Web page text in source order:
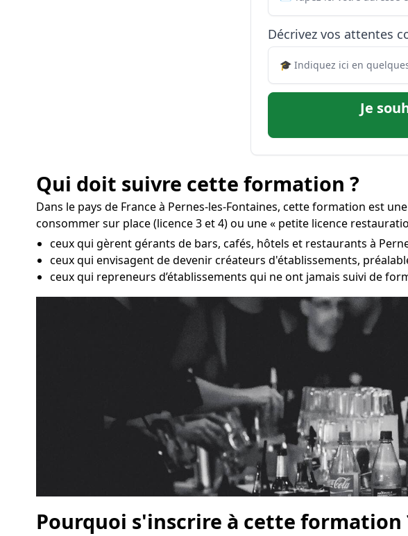
Décrivez vos attentes
Je
Qui doit suivre cette formation ?
Dans le pays de France à Pernes-les-Fontaines, cette formation est une
consommer sur place (licence 3 et 4) ou une « petite licence
ceux qui gèrent gérants de bars, cafés, hôtels et restaurants à
ceux qui envisagent de devenir créateurs d'établissements,
ceux qui repreneurs d’établissements qui ne ont jamais suivi de
Pourquoi s'inscrire à cette formation